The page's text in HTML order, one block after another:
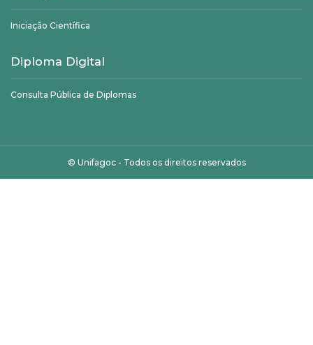
Iniciação Científica
Diploma Digital
Consulta Pública de Diplomas
© Unifagoc- Todos os direitos reservados